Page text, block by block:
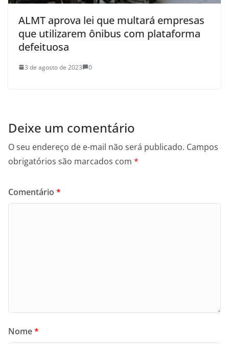
ALMT aprova lei que multará empresas
que utilizarem ônibus com plataforma
defeituosa
3 de agosto de 2023 0
Deixe um comentário
O seu endereço de e-mail não será publicado. Campos
obrigatórios são marcados com *
Comentário *
Nome*